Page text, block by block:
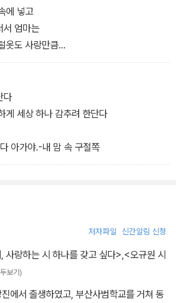
에 넣고
서 엄마는
옷도 사랑만큼
겨울이란다
라
서 그것 하나로
게
잡지 못하고
고 있단다 털옷으로
로
그렇게 한동안
산단다
야 한다는 사실을
다
게 세상 하나 감추려 한단다
아가야.-내 맘 속 구절쪽
저자파일 신간알림 신청
사랑하는 시 하나를 갖고 싶다>,<오규원 시
보기)
에서 출생하였고, 부산사범학교를 거쳐 동